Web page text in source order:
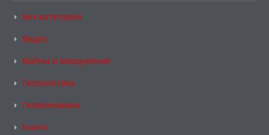
Без категории
Видео
Войны и вооружение
Геополитика
Геоэкономика
Книги